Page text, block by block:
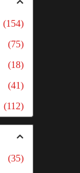
(154)
(75)
(18)
(41)
(112)
(35)